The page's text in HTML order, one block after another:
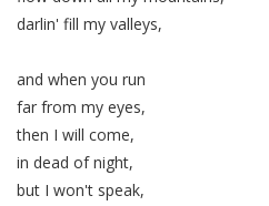
darlin' fill my valleys,
and when you run
far from my eyes,
then I will come,
in dead of night,
but I won't speak,